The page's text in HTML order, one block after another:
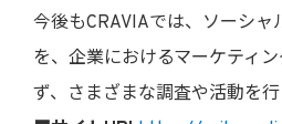
今後もCRAVIAでは、ソーシャ
を、企業におけるマーケティ
ず、さまざまな調査や活動を行